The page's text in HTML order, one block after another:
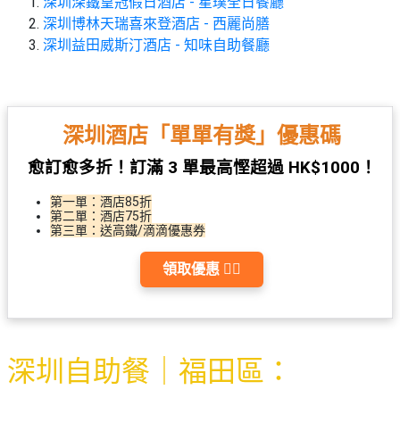
BBQ
玩
體
驗
工
坊
郊
#
#
上
活
深圳博林天瑞喜來登酒店 - 西麗尚膳
深圳益田威斯汀酒店 - 知味自助餐廳
深圳酒店「單單有獎」優惠碼
愈訂愈多折！訂滿 3 單最高慳超過 HK$1000！
第一單：酒店85折
第二單：酒店75折
第三單：送高鐵/滴滴優惠券
領取優惠 👉🏻
深圳自助餐｜福田區：